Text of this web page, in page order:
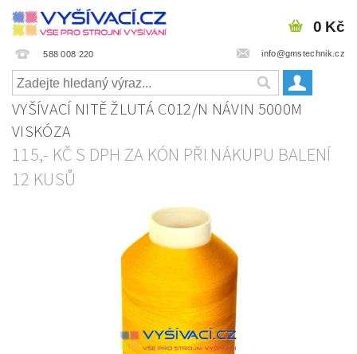
588 008 220 info@gmstechnik.cz
0 Kč
VYŠÍVACÍ NITĚ ŽLUTÁ C012/N NÁVIN 5000M
VISKÓZA
115,- KČ S DPH ZA KÓN PŘI NÁKUPU BALENÍ
12 KUSŮ